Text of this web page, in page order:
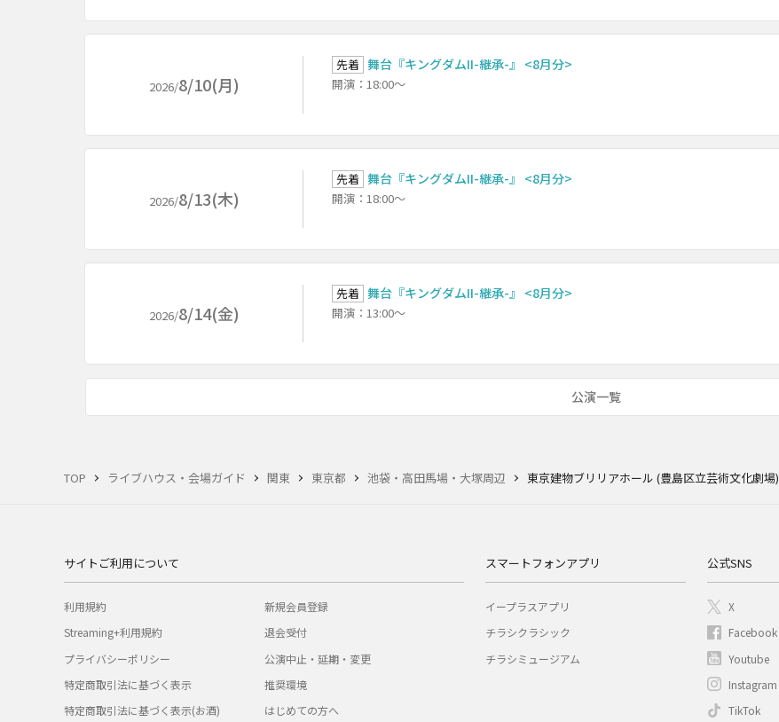
TOP ライブハウス・会場ガイド 関東 東京都 池袋・高田馬場・大塚周辺 東京建物ブリリアホール (豊島区立芸術文化劇場)
2026/8/10(月)
先着 舞台『キングダムII-継承-』 <8月分>
開演：18:00～
2026/8/13(木)
先着 舞台『キングダムII-継承-』 <8月分>
開演：18:00～
2026/8/14(金)
先着 舞台『キングダムII-継承-』 <8月分>
開演：13:00～
公演一覧
サイトご利用について
利用規約
Streaming+利用規約
プライバシーポリシー
特定商取引法に基づく表示
特定商取引法に基づく表示(お酒)
新規会員登録
退会受付
公演中止・延期・変更
推奨環境
はじめての方へ
スマートフォンアプリ
イープラスアプリ
チラシクラシック
チラシミュージアム
公式SNS
X
Facebook
Youtube
Instagram
TikTok